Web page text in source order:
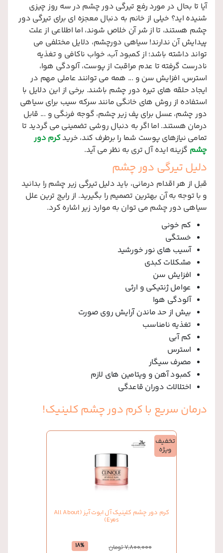
آیا تا بحال در مورد رفع تیرگی دور چشم در سه روز چیزی
شنیده اید؟ خیلی از خانم به دنبال معجزه ای برای تیرگی دور
چشم هستند، تا از شر آن خلاص شوند، اما اطلاعی از علت
پیدایش آن ندارند! سیاهی دورچشم، دلایل مختلفی می
تواند داشته باشد؛ از کمبود آب، خواب ناکافی و تغذیه
نادرست گرفته تا عدم مراقبت از پوست، آلودگی هوا،
استرس، افزایش سن و ... همه می توانند عاملی مهم در
ایجاد حلقه های تیره دور چشم باشند. برخی از این دلایل با
استفاده از روش های خانگی مانند سرکه سیب برای سیاهی
دور چشم، عسل برای پف زیر چشم، گوجه فرنگی و ... قابل
درمان هستند. اما اگر به دنبال روشی تضمینی می گردید تا
تمامی نیازهای پوست شما را برطرف کند، خریدکرم دور
چشم گزینه ایده آل تری به نظر می آید.
دلیل تیرگی دور چشم
قبل از هر اقدام درمانی، باید دلیل تیرگی زیر چشم را بدانید
و با توجه به آن بهترین تصمیم را بگیرید. از رایج ترین علل
سیاهی دور چشم می توان به موارد زیر اشاره کرد.
کم خونی
خستگی
آسیب های نور خورشید
مشکلات کبدی
افزایش سن
عوامل ژنتیکی و ارثی
آلودگی هوا
بیش از حد ماندن آرایش روی صورت
تغذیه نامناسب
کم آبی
استرس
مصرف سیگار
کمبود آهن و ویتامین های لازم
اختلالات دوران قاعدگی
درمان سریع با کرم دور چشم کلینیک!
تخفیف
ویژه
کرم دور چشم کلینیک آل ابوت آیز (All About
Eyes)
7,800,000 تومان 18%